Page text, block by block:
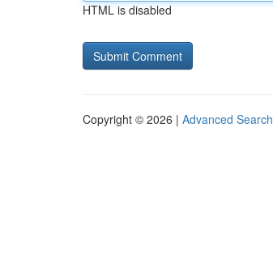
HTML is disabled
Copyright © 2026 | Advanced Search